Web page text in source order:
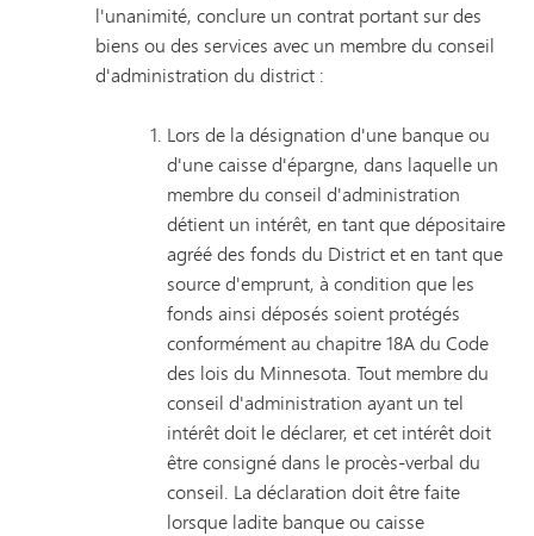
l'unanimité, conclure un contrat portant sur des
biens ou des services avec un membre du conseil
d'administration du district :
Lors de la désignation d'une banque ou
d'une caisse d'épargne, dans laquelle un
membre du conseil d'administration
détient un intérêt, en tant que dépositaire
agréé des fonds du District et en tant que
source d'emprunt, à condition que les
fonds ainsi déposés soient protégés
conformément au chapitre 18A du Code
des lois du Minnesota. Tout membre du
conseil d'administration ayant un tel
intérêt doit le déclarer, et cet intérêt doit
être consigné dans le procès-verbal du
conseil. La déclaration doit être faite
lorsque ladite banque ou caisse